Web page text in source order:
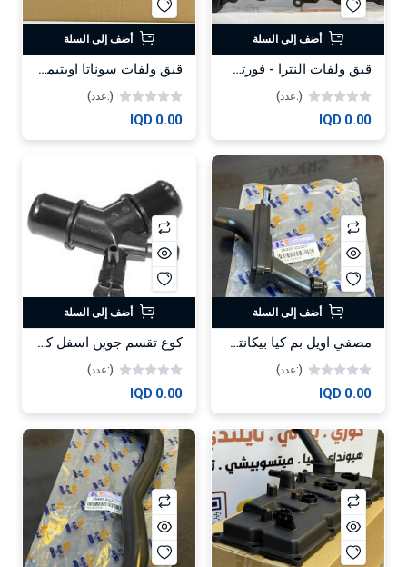
أضف إلى السلة
قبق ولفات النترا - فورتي 1.8-2013
(:عدد)
0.00 IQD
أضف إلى السلة
قبق ولفات سوناتا اوبتيما محرك 2.4 2013 -HF
(:عدد)
0.00 IQD
أضف إلى السلة
مصفي اويل بم كيا بيكانتو -اكسنت محرك 1.4 -HF
(:عدد)
0.00 IQD
أضف إلى السلة
كوع تقسم جوين اسفل كامري 2018 -HF
(:عدد)
0.00 IQD